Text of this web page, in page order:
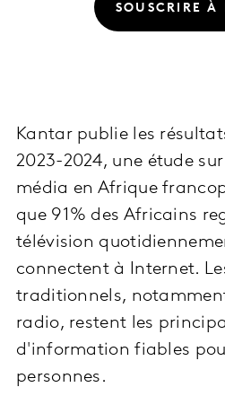
SOUSCRIRE À
Kantar publie les
2023-2024, une étude
média en Afrique
que 91% des Africains
télévision
connectent à Internet.
traditionnels,
radio, restent les
d'information fiables
personnes.